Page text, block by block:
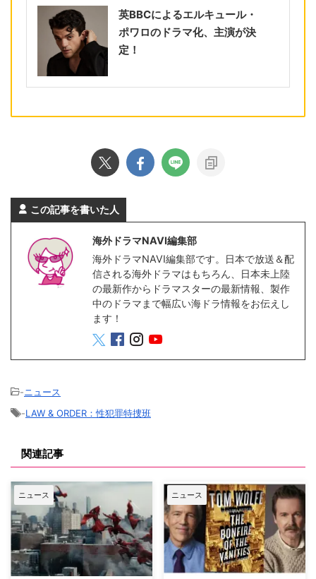
英BBCによるエルキュール・
ポワロのドラマ化、主演が決
定！
この記事を書いた人
海外ドラマNAVI編集部
海外ドラマNAVI編集部です。日本で放送＆配
信される海外ドラマはもちろん、日本未上陸
の最新作からドラマスターの最新情報、製作
中のドラマまで幅広い海ドラ情報をお伝えし
ます！
-ニュース
-LAW & ORDER：性犯罪特捜班
関連記事
ニュース ニュース